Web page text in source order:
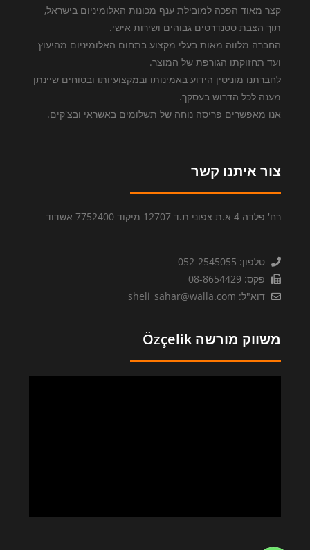
קצר מאוד הפכה למובילת ענף מכונות האלומיניום בישראל,
תוך הצבת סטנדרטים גבוהים ושירות אישי.
החברה מלווה מאות בעלי מקצוע בתחום האלומיניום מהיעוץ
ועד תחזוקתו הגורפת של המוצר.
לחברתנו מוניטין הידוע באמינותו ובמקצועיותו ובטוחים שיינתן
מענה לכל הדרוש בעסקך.
אנו מאפשרים פריסה נוחה של תשלומים באשראי ובצ'קים.
צור איתנו קשר
רח' פלדה 4 א.ת צפוני ת.ד 12707 מיקוד 7752400 אשדוד
טלפון: 052-2545055
פקס: 08-8654429
דוא"ל: sheli_sahar@walla.com
משווק מורשה Özçelik